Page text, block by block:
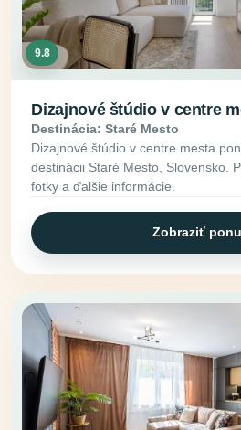
9.8
Dizajnové štúdio v centre
Destinácia: Staré Mesto
Dizajnové štúdio v centre mesta
destinácii Staré Mesto, Slovensko.
fotky a ďalšie informácie.
Zobraziť